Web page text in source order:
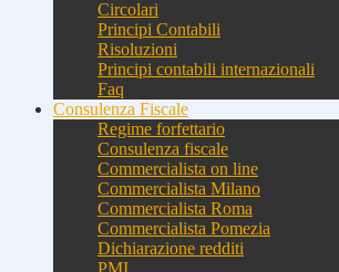
Circolari
Principi Contabili
Risoluzioni
Principi contabili internazionali
Faq
Consulenza Fiscale
Regime forfettario
Consulenza fiscale
Commercialista on line
Commercialista Milano
Commercialista Roma
Commercialista Pomezia
Dichiarazione redditi
PMI